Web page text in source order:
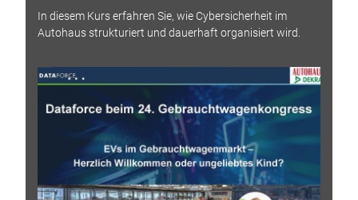
In diesem Kurs erfahren Sie, wie Cybersicherheit im
Autohaus strukturiert und dauerhaft organisiert wird.